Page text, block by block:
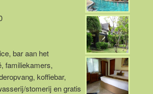
bar aan het
familiekamers,
koffiebar,
stomerij en gratis